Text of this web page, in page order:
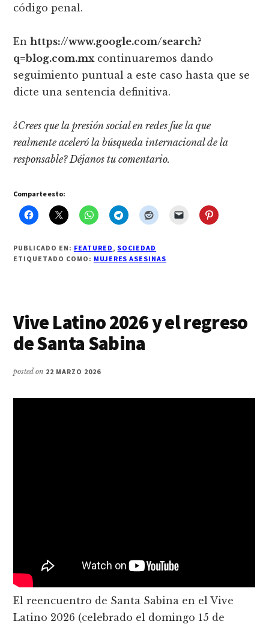
código penal.
Enhttps://www.google.com/search?
q=blog.com.mx continuaremos dando
seguimiento puntual a este caso hasta que se
dicte una sentencia definitiva.
¿Crees que la presión social en redes fue la que
realmente aceleró la búsqueda internacional de la
responsable? Déjanos tu comentario.
Comparte esto:
PUBLICADO EN: FEATURED , SOCIEDAD
ETIQUETADO COMO: MUJERES ASESINAS
Vive Latino 2026 y el regreso
de Santa Sabina
posted on 22 MARZO 2026
El reencuentro de Santa Sabina en el Vive
Latino 2026 (celebrado el domingo 15 de